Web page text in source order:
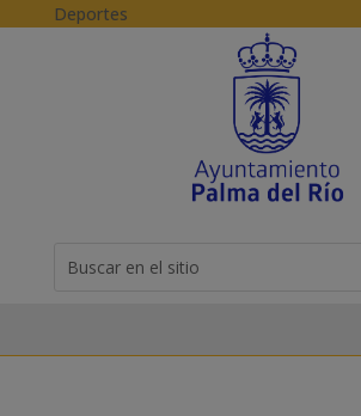
Skip to content
Deportes
for...